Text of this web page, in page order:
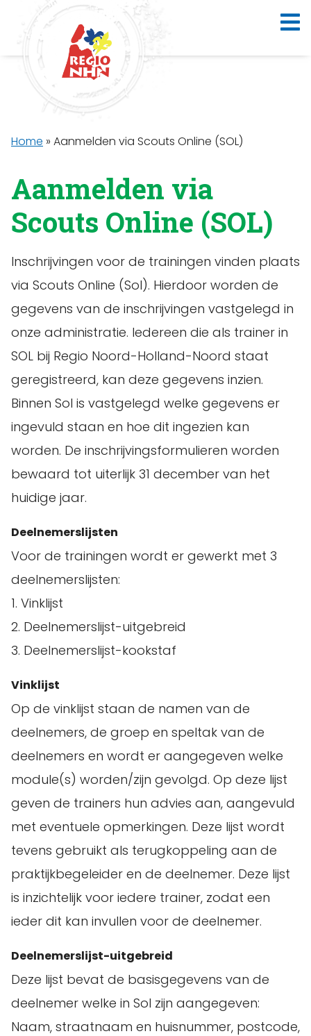
Home » Aanmelden via Scouts Online (SOL)
Aanmelden via
Scouts Online (SOL)
Inschrijvingen voor de trainingen vinden plaats
via Scouts Online (Sol). Hierdoor worden de
gegevens van de inschrijvingen vastgelegd in
onze administratie. Iedereen die als trainer in
SOL bij Regio Noord-Holland-Noord staat
geregistreerd, kan deze gegevens inzien.
Binnen Sol is vastgelegd welke gegevens er
ingevuld staan en hoe dit ingezien kan
worden. De inschrijvingsformulieren worden
bewaard tot uiterlijk 31 december van het
huidige jaar.
Deelnemerslijsten
Voor de trainingen wordt er gewerkt met 3
deelnemerslijsten:
1. Vinklijst
2. Deelnemerslijst-uitgebreid
3. Deelnemerslijst-kookstaf
Vinklijst
Op de vinklijst staan de namen van de
deelnemers, de groep en speltak van de
deelnemers en wordt er aangegeven welke
module(s) worden/zijn gevolgd. Op deze lijst
geven de trainers hun advies aan, aangevuld
met eventuele opmerkingen. Deze lijst wordt
tevens gebruikt als terugkoppeling aan de
praktijkbegeleider en de deelnemer. Deze lijst
is inzichtelijk voor iedere trainer, zodat een
ieder dit kan invullen voor de deelnemer.
Deelnemerslijst-uitgebreid
Deze lijst bevat de basisgegevens van de
deelnemer welke in Sol zijn aangegeven:
Naam, straatnaam en huisnummer, postcode,